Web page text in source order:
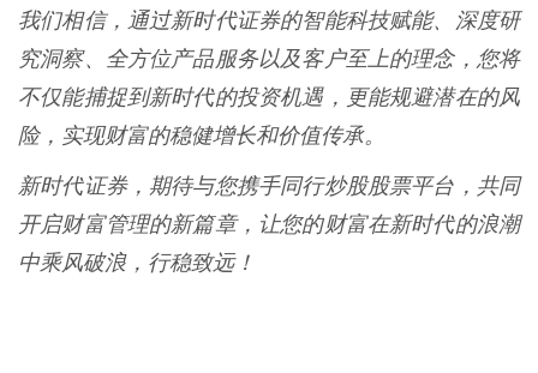
我们相信，通过新时代证券的智能科技赋能、深度研
究洞察、全方位产品服务以及客户至上的理念，您将
不仅能捕捉到新时代的投资机遇，更能规避潜在的风
险，实现财富的稳健增长和价值传承。
新时代证券，期待与您携手同行炒股股票平台，共同
开启财富管理的新篇章，让您的财富在新时代的浪潮
中乘风破浪，行稳致远！